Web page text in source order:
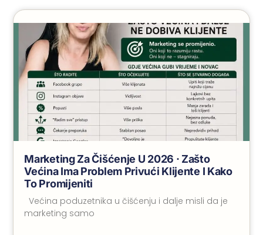
Marketing Za Čišćenje U 2026 · Zašto
Većina Ima Problem Privući Klijente I Kako
To Promijeniti
Većina poduzetnika u čišćenju i dalje misli da je
marketing samo